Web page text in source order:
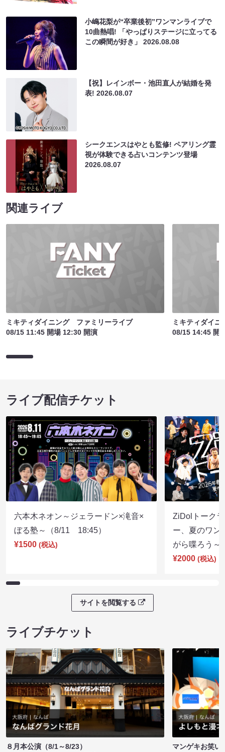
小嶋花梨が“卒業後初”ワンマンライブで
10曲熱唱! 「やっぱりステージに立ってる
この瞬間が好き」2026.08.08
【祝】レインボー・池田直人が結婚を発
表!2026.08.07
シークエンスはやとも監修! ペアリング霊
視が体験できる占いコンテンツ登場
2026.08.07
関連ライブ
ミキティダイニング ファミリーライブ
08/15 11:45 開場 12:30 開演
ミキティダイ
08/15 14:45 開
ライブ配信チケット
六本木ネオン～ジェラードン×滝音×
ぼる塾～（8/11 18:45）
¥1500 (税込)
ZiDolトーク
ー、夏のワン
がら喋ろう
¥2000 (税込)
サイトを閲覧する
ライブチケット
８月本公演（8/1～8/23）
マンゲキお笑い